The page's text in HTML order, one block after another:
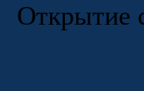
Открытие